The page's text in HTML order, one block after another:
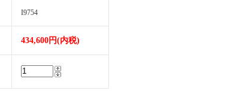
I9754
434,600円(内税)